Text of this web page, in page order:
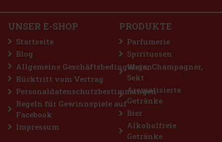
anhaltende
griffbereit –
2.29 €
Bestellen
43%
Aktion
UNSER E-SHOP
Startseite
Blog
Allgemeine Geschäftsbedingungen
Rücktritt vom Vertrag
Personaldatenschutzbestimmungen
Regeln für Gewinnspiele auf
Facebook
Impressum
PRODUKTE
Parfumerie
Spirituosen
Wein, Champagner,
Sekt
Aromatisierte
Getränke
Bier
Alkoholfreie
Getränke